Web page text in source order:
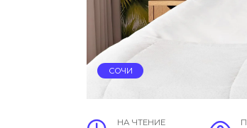
СОЧИ
НА ЧТЕНИЕ